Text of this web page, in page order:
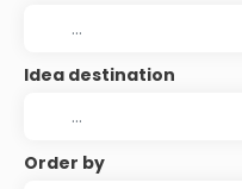
Idea destination
Order by